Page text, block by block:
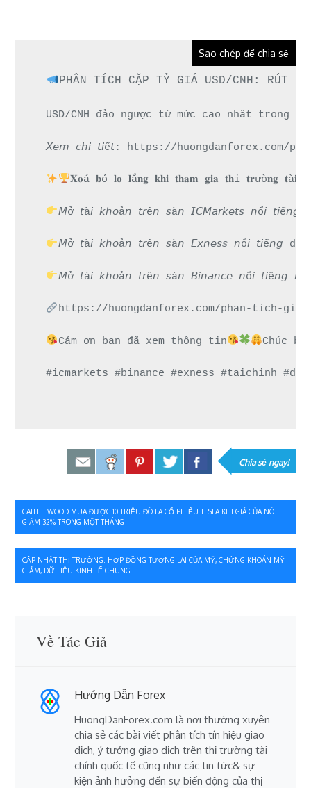
Sao chép để chia sẻ
PHÂN TÍCH CẶP TỶ GIÁ USD/CNH: RÚT
USD/CNH đảo ngược từ mức cao nhất
𝘟𝘦𝘮 𝘤𝘩𝘪 𝘵𝘪ế𝘵: https://huongdanforex.com/
𝐗𝐨á 𝐛ỏ 𝐥𝐨 𝐥ắ𝐧𝐠 𝐤𝐡𝐢 𝐭𝐡𝐚𝐦 𝐠𝐢𝐚 𝐭𝐡ị 𝐭𝐫ườ𝐧𝐠
𝘔ở 𝘵à𝘪 𝘬𝘩𝘰ả𝘯 𝘵𝘳ê𝘯 𝘴à𝘯 𝘐𝘊𝘔𝘢𝘳𝘬𝘦𝘵𝘴 𝘯ổ𝘪
𝘔ở 𝘵à𝘪 𝘬𝘩𝘰ả𝘯 𝘵𝘳ê𝘯 𝘴à𝘯 𝘌𝘹𝘯𝘦𝘴𝘴 𝘯ổ𝘪 𝘵𝘪ế𝘯𝘨
𝘔ở 𝘵à𝘪 𝘬𝘩𝘰ả𝘯 𝘵𝘳ê𝘯 𝘴à𝘯 𝘉𝘪𝘯𝘢𝘯𝘤𝘦 𝘯ổ𝘪
https://huongdanforex.com/phan-tich-
Cảm ơn bạn đã xem thông tin Chúc
#icmarkets #binance #exness #taichinh
Chia sẻ ngay!
Điều
hướng
bài
viết
CATHIE WOOD MUA ĐƯỢC 10 TRIỆU ĐÔ LA CỔ PHIẾU TESLA KHI GIÁ CỦA NÓ
GIẢM 32% TRONG MỘT THÁNG
CẬP NHẬT THỊ TRƯỜNG: HỢP ĐỒNG TƯƠNG LAI CỦA MỸ, CHỨNG KHOÁN MỸ
GIẢM, DỮ LIỆU KINH TẾ CHUNG
Về Tác Giả
Hướng Dẫn Forex
HuongDanForex.com là nơi thường xuyên
chia sẻ các bài viết phân tích tín hiệu giao
dịch, ý tưởng giao dịch trên thị trường tài
chính quốc tế cũng như các tin tức& sự
kiện ảnh hưởng đến sự biến động của thị